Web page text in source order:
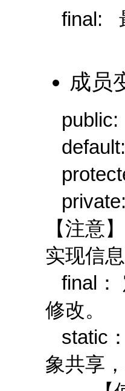
final:
成员
public:
【注意
实现信息
final：
修改。
static
象共享